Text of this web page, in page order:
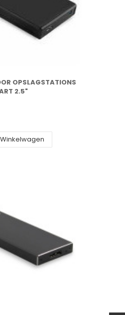
OPSLAGSTATIONS
2.5"